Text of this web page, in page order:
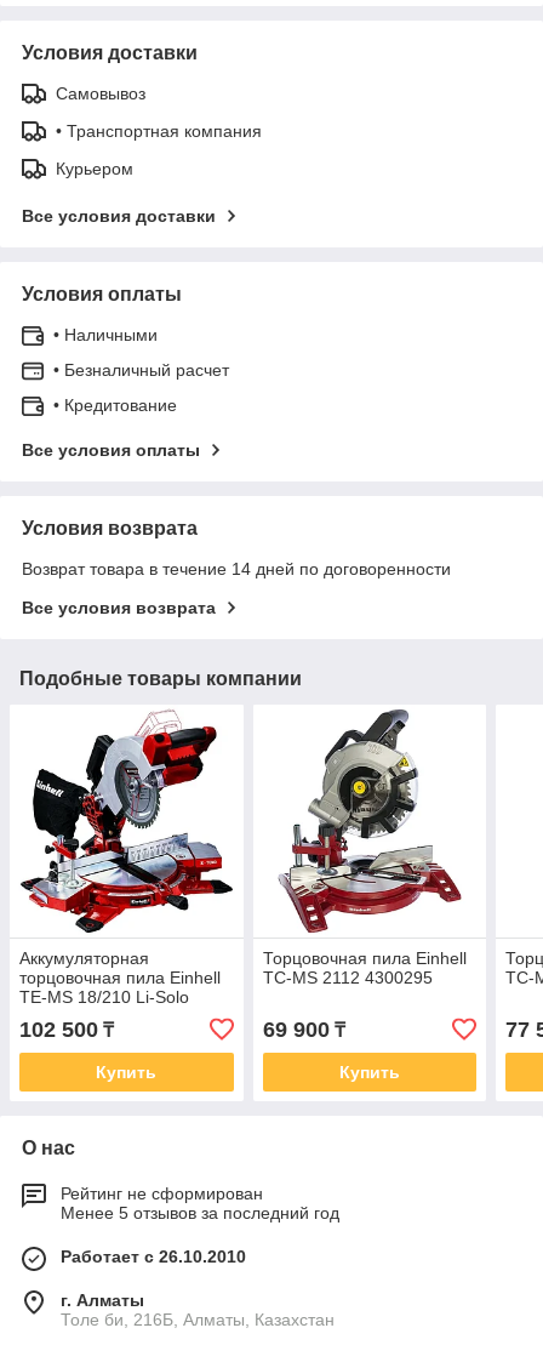
Условия доставки
Самовывоз
• Транспортная компания
Курьером
Все условия доставки
Условия оплаты
• Наличными
• Безналичный расчет
• Кредитование
Все условия оплаты
Условия возврата
Возврат товара в течение 14 дней по договоренности
Все условия возврата
Подобные товары компании
Аккумуляторная
торцовочная пила Einhell
TE-MS 18/210 Li-Solo
102 500 ₸
Купить
Торцовочная пила Einhell
TC-MS 2112 4300295
69 900₸
Купить
TC-
77
О нас
Рейтинг не сформирован
Менее 5 отзывов за последний год
Работает с 26.10.2010
г. Алматы
Толе би, 216Б, Алматы, Казахстан